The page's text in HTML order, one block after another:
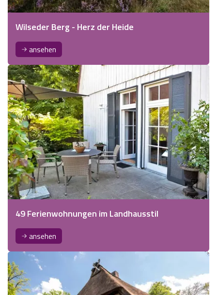
Wilseder Berg - Herz der Heide
ansehen
49 Ferienwohnungen im Landhausstil
ansehen